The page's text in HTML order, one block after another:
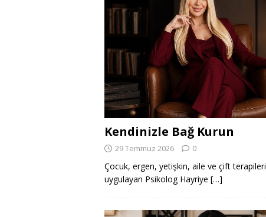
Kendinizle Bağ Kurun
29 Temmuz 2026 0
Çocuk, ergen, yetişkin, aile ve çift terapileri
uygulayan Psikolog Hayriye […]